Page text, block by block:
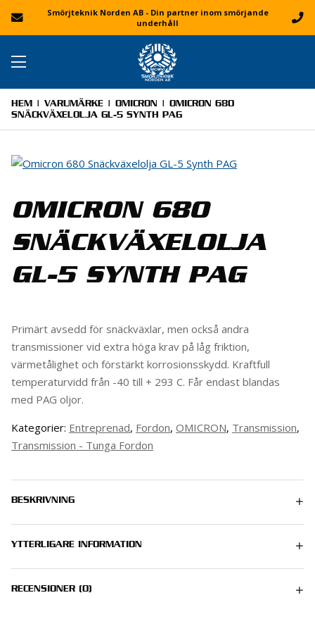
Smörjteknik Norden AB - Din partner inom smörjande
underhåll
HEM | VARUMÄRKE | OMICRON | OMICRON 680
SNÄCKVÄXELOLJA GL-5 SYNTH PAG
OMICRON 680
SNÄCKVÄXELOLJA
GL-5 SYNTH PAG
Primärt avsedd för snäckväxlar, men också andra
transmissioner vid extra höga krav på låg friktion,
värmetålighet och förstärkt korrosionsskydd. Kraftfull
temperaturvidd från -40 till + 293 C. Får endast blandas
med PAG oljor.
Kategorier: Entreprenad, Fordon, OMICRON, Transmission,
Transmission - Tunga Fordon
BESKRIVNING
YTTERLIGARE INFORMATION
RECENSIONER (0)